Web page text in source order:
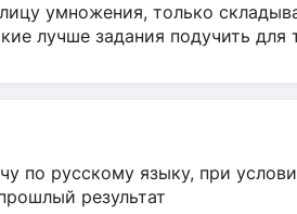
умножения, только
лучше задания подучить для
по русскому языку, при
результат